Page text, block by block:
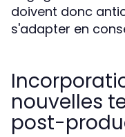
doivent donc
s'adapter en
nouvelles
post-